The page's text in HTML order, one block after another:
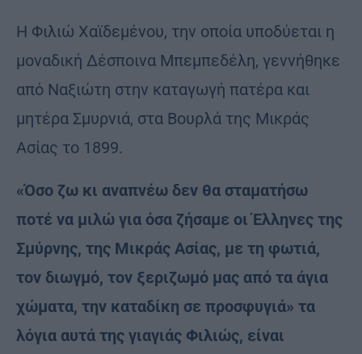
Η Φιλιώ Χαϊδεμένου, την οποία υποδύεται η
μοναδική Δέσποινα Μπεμπεδέλη, γεννήθηκε
από Ναξιώτη στην καταγωγή πατέρα και
μητέρα Σμυρνιά, στα Βουρλά της Μικράς
Ασίας το 1899.
«Όσο ζω κι αναπνέω δεν θα σταματήσω
ποτέ να μιλώ για όσα ζήσαμε οι Έλληνες της
Σμύρνης, της Μικράς Ασίας, με τη φωτιά,
τον διωγμό, τον ξεριζωμό μας από τα άγια
χώματα, την καταδίκη σε προσφυγιά» τα
λόγια αυτά της γιαγιάς Φιλιώς, είναι